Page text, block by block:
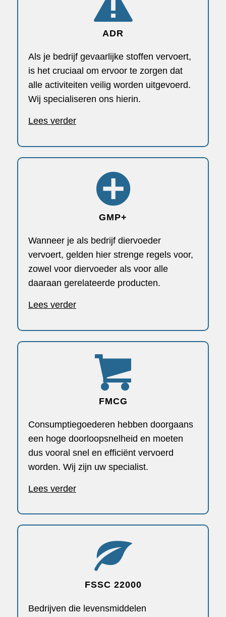
ADR
Als je bedrijf gevaarlijke stoffen vervoert,
is het cruciaal om ervoor te zorgen dat
alle activiteiten veilig worden uitgevoerd.
Wij specialiseren ons hierin.
Lees verder
GMP+
Wanneer je als bedrijf diervoeder
vervoert, gelden hier strenge regels voor,
zowel voor diervoeder als voor alle
daaraan gerelateerde producten.
Lees verder
FMCG
Consumptiegoederen hebben doorgaans
een hoge doorloopsnelheid en moeten
dus vooral snel en efficiënt vervoerd
worden. Wij zijn uw specialist.
Lees verder
FSSC 22000
Bedrijven die levensmiddelen